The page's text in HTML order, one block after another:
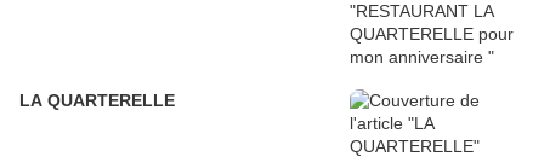
LA QUARTERELLE